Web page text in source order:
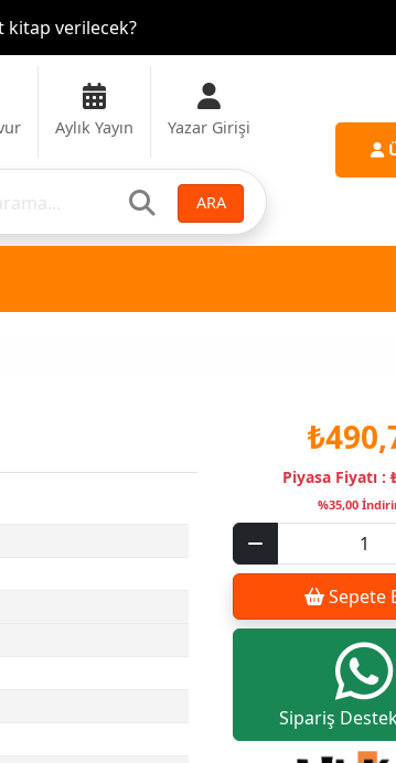
kitap verilecek?
Aylık Yayın Yazar Girişi
ARA
Piyasa Fiyatı :
%35,00
Sepete
Sipariş